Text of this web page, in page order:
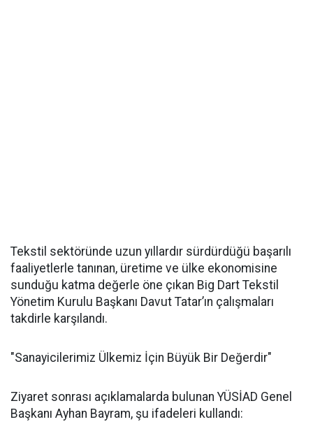
Tekstil sektöründe uzun yıllardır sürdürdüğü başarılı
faaliyetlerle tanınan, üretime ve ülke ekonomisine
sunduğu katma değerle öne çıkan Big Dart Tekstil
Yönetim Kurulu Başkanı Davut Tatar’ın çalışmaları
takdirle karşılandı.
"Sanayicilerimiz Ülkemiz İçin Büyük Bir Değerdir"
Ziyaret sonrası açıklamalarda bulunan YÜSİAD Genel
Başkanı Ayhan Bayram, şu ifadeleri kullandı: